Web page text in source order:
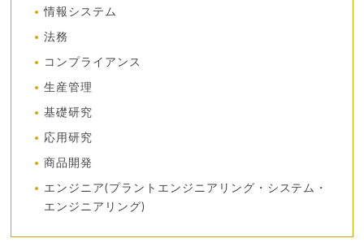
情報システム
法務
コンプライアンス
生産管理
基礎研究
応用研究
商品開発
エンジニア(プラントエンジニアリング・システム・
エンジニアリング)